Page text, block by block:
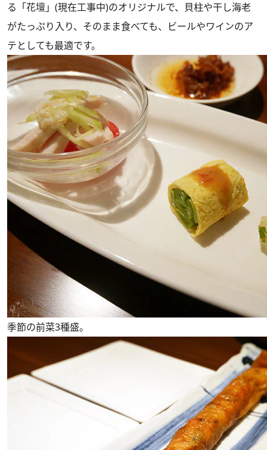
る「花壇」(現在工事中)のオリジナルで、貝柱や干し海老
がたっぷり入り、そのまま食べても、ビールやワインのア
テとしても最適です。
季節の前菜3種盛。